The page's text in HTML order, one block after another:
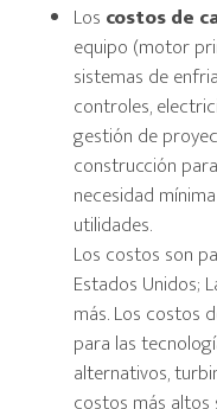
Los costos de
equipo (motor
sistemas de
controles,
gestión de
construcción
necesidad
utilidades.
Los costos son
Estados Unidos;
más. Los costos
para las
alternativos,